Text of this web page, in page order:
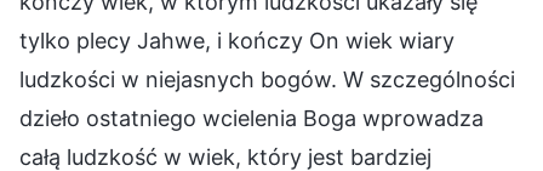
tylko plecy Jahwe, i kończy On wiek wiary
ludzkości w niejasnych bogów. W szczególności
dzieło ostatniego wcielenia Boga wprowadza
całą ludzkość w wiek, który jest bardziej